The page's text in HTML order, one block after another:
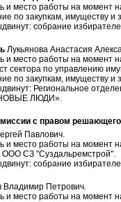
и место работы на момент
по закупкам, имуществу
собрание
Лукьянова Анастасия
и место работы на момент
сектора по управлению
по закупкам, имуществу
Региональное
ЛЮДИ».
с правом решающего
Павлович.
и место работы на момент
ООО СЗ "Суздальремстрой".
собрание
Владимир Петрович.
и место работы на момент